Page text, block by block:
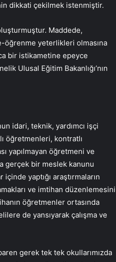
dikkati çekilmek istenmiştir.
Maddede,
öğrenme yeterlikleri olmasına
bir istikametine epeyce
Ulusal Eğitim Bakanlığı’nın
idari, teknik, yardımcı işçi
öğretmenleri, kontratlı
yapılmayan öğretmeni ve
gerçek bir meslek kanunu
yaptığı araştırmaların
ve imtihan düzenlemesini
öğretmenler ortasında
de yansıyarak çalışma ve
gerek tek tek okullarımızda